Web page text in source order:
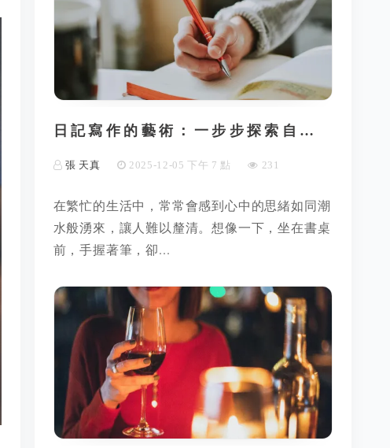
日記寫作的藝術：一步步探索自…
張 天真 2025-12-05 下午 7 點 231
在繁忙的生活中，常常會感到心中的思緒如同潮
水般湧來，讓人難以釐清。想像一下，坐在書桌
前，手握著筆，卻...